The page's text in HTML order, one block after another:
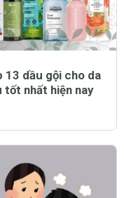
13 dầu gội cho da
tốt nhất hiện nay